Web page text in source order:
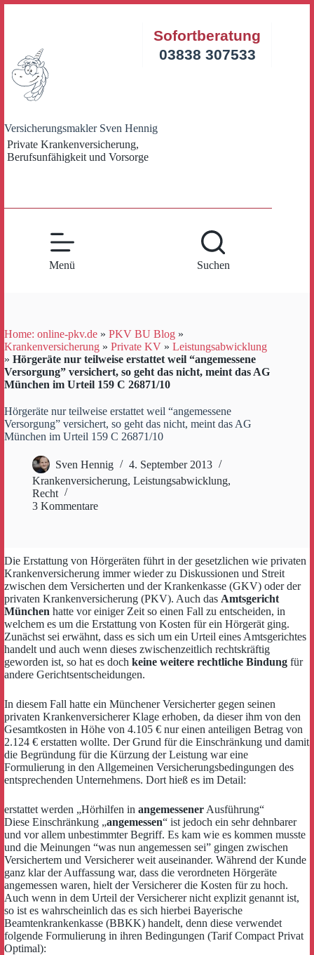
Versicherungsmakler Sven Hennig
Private Krankenversicherung,
Berufsunfähigkeit und Vorsorge
Sofortberatung
03838 307533
Menü Suchen
Home: online-pkv.de » PKV BU Blog »
Krankenversicherung » Private KV » Leistungsabwicklung
» Hörgeräte nur teilweise erstattet weil “angemessene
Versorgung” versichert, so geht das nicht, meint das AG
München im Urteil 159 C 26871/10
Hörgeräte nur teilweise erstattet weil “angemessene
Versorgung” versichert, so geht das nicht, meint das AG
München im Urteil 159 C 26871/10
Sven Hennig
4. September 2013
Krankenversicherung, Leistungsabwicklung,
Recht
3 Kommentare
Die Erstattung von Hörgeräten führt in der gesetzlichen wie privaten
Krankenversicherung immer wieder zu Diskussionen und Streit
zwischen dem Versicherten und der Krankenkasse (GKV) oder der
privaten Krankenversicherung (PKV). Auch das Amtsgericht
München hatte vor einiger Zeit so einen Fall zu entscheiden, in
welchem es um die Erstattung von Kosten für ein Hörgerät ging.
Zunächst sei erwähnt, dass es sich um ein Urteil eines Amtsgerichtes
handelt und auch wenn dieses zwischenzeitlich rechtskräftig
geworden ist, so hat es doch keine weitere rechtliche Bindung für
andere Gerichtsentscheidungen.
In diesem Fall hatte ein Münchener Versicherter gegen seinen
privaten Krankenversicherer Klage erhoben, da dieser ihm von den
Gesamtkosten in Höhe von 4.105 € nur einen anteiligen Betrag von
2.124 € erstatten wollte. Der Grund für die Einschränkung und damit
die Begründung für die Kürzung der Leistung war eine
Formulierung in den Allgemeinen Versicherungsbedingungen des
entsprechenden Unternehmens. Dort hieß es im Detail:
erstattet werden „Hörhilfen in angemessener Ausführung“
Diese Einschränkung „angemessen“ ist jedoch ein sehr dehnbarer
und vor allem unbestimmter Begriff. Es kam wie es kommen musste
und die Meinungen “was nun angemessen sei” gingen zwischen
Versichertem und Versicherer weit auseinander. Während der Kunde
ganz klar der Auffassung war, dass die verordneten Hörgeräte
angemessen waren, hielt der Versicherer die Kosten für zu hoch.
Auch wenn in dem Urteil der Versicherer nicht explizit genannt ist,
so ist es wahrscheinlich das es sich hierbei Bayerische
Beamtenkrankenkasse (BBKK) handelt, denn diese verwendet
folgende Formulierung in ihren Bedingungen (Tarif Compact Privat
Optimal):